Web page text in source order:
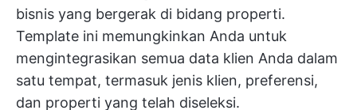
bisnis yang bergerak di bidang properti.
Template ini memungkinkan Anda untuk
mengintegrasikan semua data klien Anda dalam
satu tempat, termasuk jenis klien, preferensi,
dan properti yang telah diseleksi.